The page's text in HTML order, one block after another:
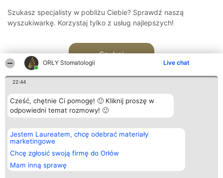
ORŁY Stomatologii Live chat
22:44
Cześć, chętnie Ci pomogę! 🙂 Kliknij proszę w
odpowiedni temat rozmowy! 🙂
Jestem Laureatem, chcę odebrać materiały
marketingowe
Chcę zgłosić swoją firmę do Orłów
Mam inną sprawę
Szukasz specjalisty w pobliżu Ciebie? Sprawdź naszą
wyszukiwarkę. Korzystaj tylko z usług najlepszych!
Szukaj
Organizator plebiscytu
Bright Side Solutions sp. z o.
o. sp. k.
ul. Ruska 22
Wrocław 50-079
KRS 0000749100 | Regon
381313360 | NIP 8943132676
Plebiscyt
Laureaci
wszystkich
Laureatów
Regulamin
Kontakt
Kontakt